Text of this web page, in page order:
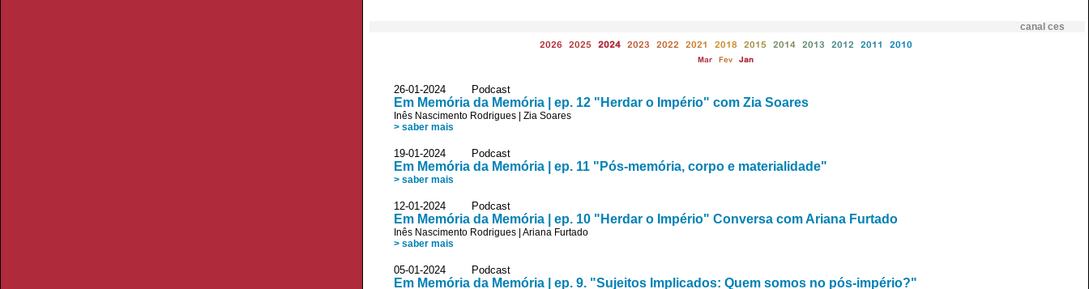
canal ces
2026 2025 2024 2023 2022 2021 2018 2015 2014 2013 2012 2011 2010
Mar Fev Jan
26-01-2024 Podcast
Em Memória da Memória | ep. 12 "Herdar o Império" com Zia Soares
Inês Nascimento Rodrigues
Zia Soares
> saber mais
19-01-2024 Podcast
Em Memória da Memória | ep. 11 "Pós-memória, corpo e materialidade"
> saber mais
12-01-2024 Podcast
Em Memória da Memória | ep. 10 "Herdar o Império" Conversa com Ariana Furtado
Inês Nascimento Rodrigues Ariana Furtado
> saber mais
05-01-2024 Podcast
Em Memória da Memória | ep. 9. "Sujeitos Implicados: Quem somos no pós-império?"